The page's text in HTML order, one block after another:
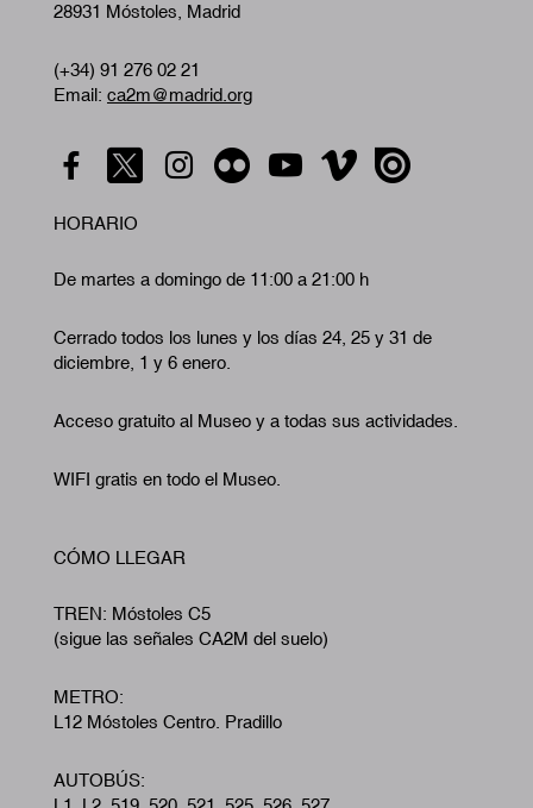
28931 Móstoles, Madrid
(+34) 91 276 02 21
Email: ca2m@madrid.org
HORARIO
De martes a domingo de 11:00 a 21:00 h
Cerrado todos los lunes y los días 24, 25 y 31 de
diciembre, 1 y 6 enero.
Acceso gratuito al Museo y a todas sus actividades.
WIFI gratis en todo el Museo.
CÓMO LLEGAR
TREN: Móstoles C5
(sigue las señales CA2M del suelo)
METRO:
L12 Móstoles Centro. Pradillo
AUTOBÚS: